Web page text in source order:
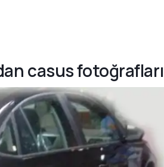
casus fotoğrafları